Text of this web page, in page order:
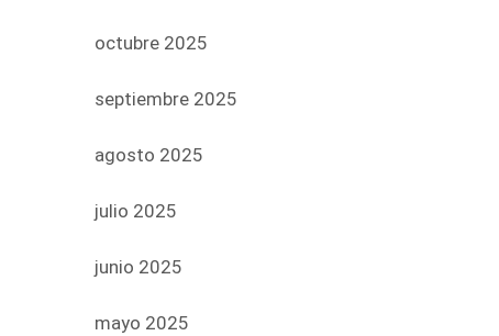
octubre 2025
septiembre 2025
agosto 2025
julio 2025
junio 2025
mayo 2025